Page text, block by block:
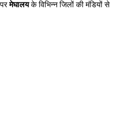
परमेघालयके विभिन्न जिलों की मंडियों से